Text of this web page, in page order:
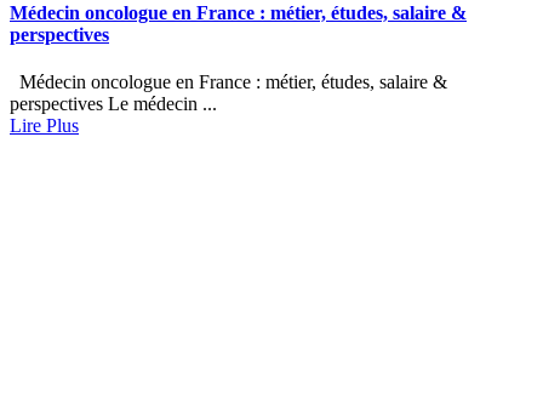
Médecin oncologue en France : métier, études, salaire &
perspectives
Médecin oncologue en France : métier, études, salaire &
perspectives Le médecin ...
Lire Plus